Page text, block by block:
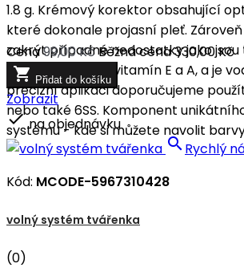
1.8 g. Krémový korektor obsahující
které dokonale projasní pleť.
zakrýt případné nedostatky jako
očima. Obsahuje vitamín E a A, a je
precizní aplikaci doporučujeme
nebo také 6SS. Komponent
systému - kde si můžete navolit
Cena99,00 KčBěžná cena330,00 Kč
 Přidat do košíku
Zobrazit
na objednávku
Rychlý
Kód: MCODE-5967310428
volný systém tvářenka
(0)